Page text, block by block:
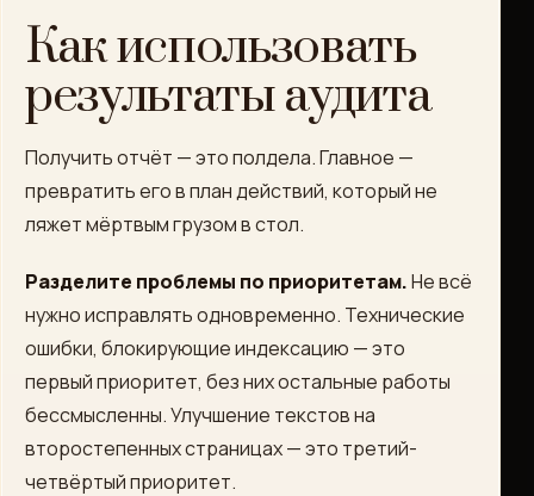
Как использовать
результаты аудита
Получить отчёт — это полдела. Главное —
превратить его в план действий, который не
ляжет мёртвым грузом в стол.
Разделите проблемы по приоритетам.Не всё
нужно исправлять одновременно. Технические
ошибки, блокирующие индексацию — это
первый приоритет, без них остальные работы
бессмысленны. Улучшение текстов на
второстепенных страницах — это третий-
четвёртый приоритет.